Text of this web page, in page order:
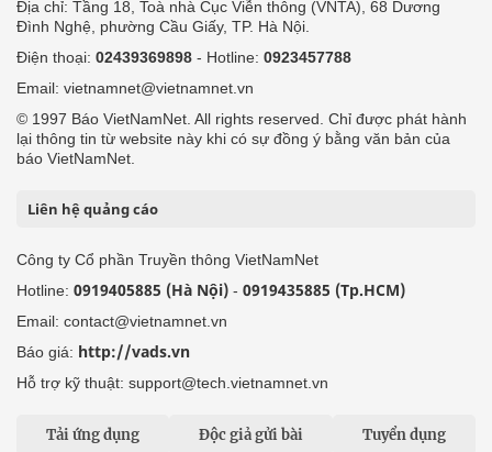
Địa chỉ: Tầng 18, Toà nhà Cục Viễn thông (VNTA), 68 Dương
Đình Nghệ, phường Cầu Giấy, TP. Hà Nội.
Điện thoại: 02439369898 - Hotline: 0923457788
Email: vietnamnet@vietnamnet.vn
© 1997 Báo VietNamNet. All rights reserved. Chỉ được phát hành
lại thông tin từ website này khi có sự đồng ý bằng văn bản của
báo VietNamNet.
Liên hệ quảng cáo
Công ty Cổ phần Truyền thông VietNamNet
Hotline: 0919405885 (Hà Nội) - 0919435885 (Tp.HCM)
Email: contact@vietnamnet.vn
Báo giá: http://vads.vn
Hỗ trợ kỹ thuật: support@tech.vietnamnet.vn
Tải ứng dụng Độc giả gửi bài Tuyển dụng